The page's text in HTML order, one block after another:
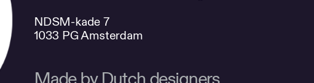
NDSM-kade 7
1033 PG Amsterdam